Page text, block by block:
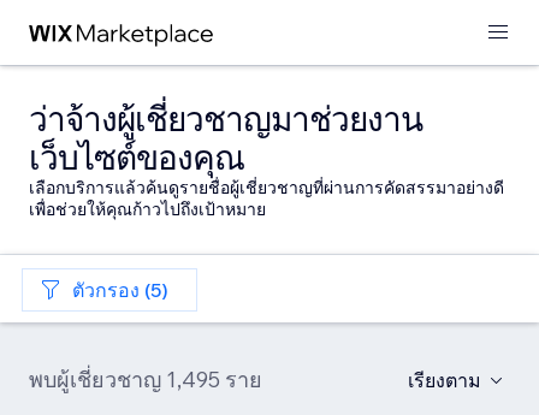
ว่าจ้างผู้เชี่ยวชาญมาช่วยงาน
เว็บไซต์ของคุณ
เลือกบริการแล้วค้นดูรายชื่อผู้เชี่ยวชาญที่ผ่านการคัดสรรมาอย่างดี
เพื่อช่วยให้คุณก้าวไปถึงเป้าหมาย
ตัวกรอง (5)
พบผู้เชี่ยวชาญ 1,495 ราย เรียงตาม